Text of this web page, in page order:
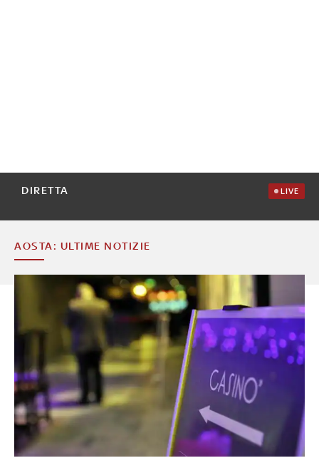
DIRETTA LIVE
AOSTA: ULTIME NOTIZIE